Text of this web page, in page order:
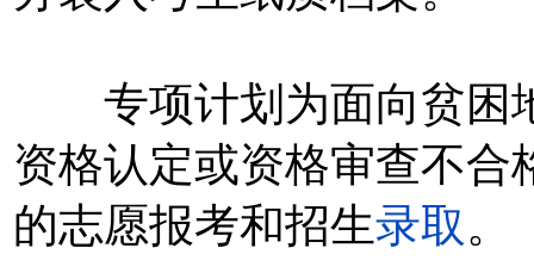
专项计划为面向贫困
资格认定或资格审查不合
的志愿报考和招生录取 。